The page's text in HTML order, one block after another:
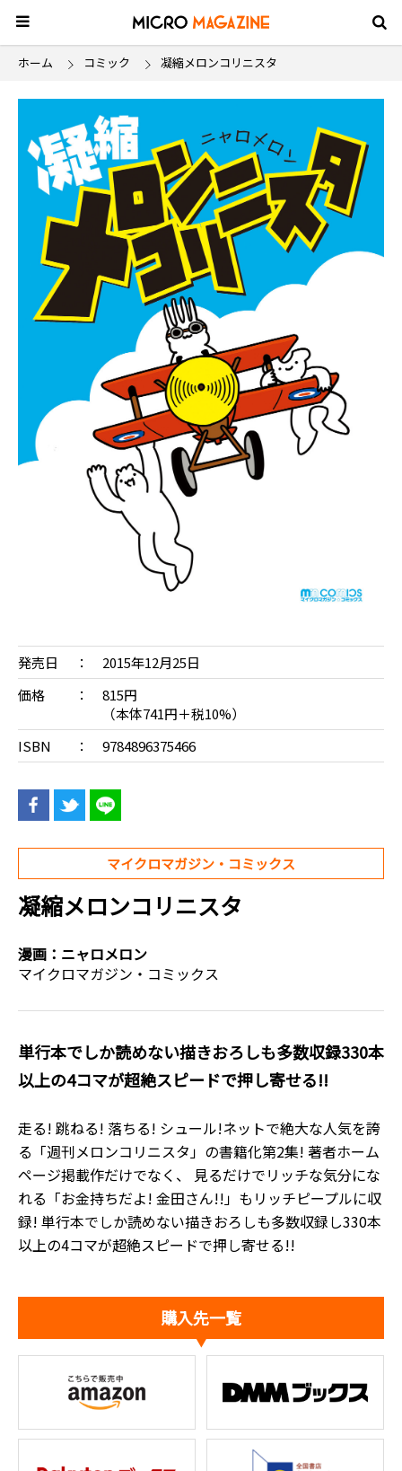
ホーム コミック 凝縮メロンコリニスタ
発売日
2015年12月25日
価格
815円
（本体741円＋税10%）
ISBN
9784896375466
マイクロマガジン・コミックス
凝縮メロンコリニスタ
漫画： ニャロメロン
マイクロマガジン・コミックス
単行本でしか読めない描きおろしも多数収録330本
以上の4コマが超絶スピードで押し寄せる!!
走る! 跳ねる! 落ちる! シュール!ネットで絶大な人気を誇
る「週刊メロンコリニスタ」の書籍化第2集! 著者ホーム
ページ掲載作だけでなく、 見るだけでリッチな気分にな
れる「お金持ちだよ! 金田さん!!」もリッチピープルに収
録! 単行本でしか読めない描きおろしも多数収録し330本
以上の4コマが超絶スピードで押し寄せる!!
購入先一覧